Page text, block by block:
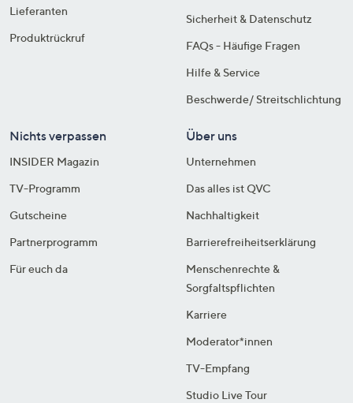
Lieferanten
Produktrückruf
Sicherheit & Datenschutz
FAQs - Häufige Fragen
Hilfe & Service
Beschwerde/ Streitschlichtung
Nichts verpassen
INSIDER Magazin
TV-Programm
Gutscheine
Partnerprogramm
Für euch da
Über uns
Unternehmen
Das alles ist QVC
Nachhaltigkeit
Barrierefreiheitserklärung
Menschenrechte &
Sorgfaltspflichten
Karriere
Moderator*innen
TV-Empfang
Studio Live Tour